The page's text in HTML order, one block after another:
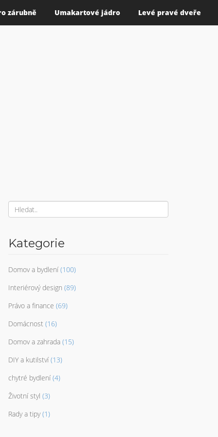
zárubně Umakartové jádro Levé pravé dveře
Kategorie
Domov a bydlení (100)
Interiérový design (89)
Právo a finance (69)
Domácnost (16)
Domov a zahrada (15)
DIY a kutilství (13)
chytré bydlení (4)
Životní styl (3)
Rady a tipy (1)